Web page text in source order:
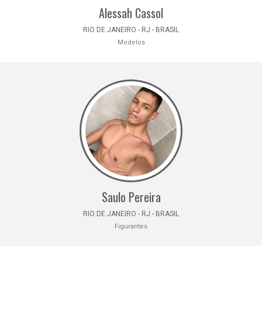
Alessah Cassol
RIO DE JANEIRO - RJ - BRASIL
Modelos
Saulo Pereira
RIO DE JANEIRO - RJ - BRASIL
Figurantes